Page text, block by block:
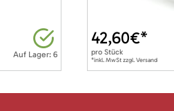
Auf Lager: 6
42,60€*
pro Stück
*inkl. MwSt zzgl. Versand